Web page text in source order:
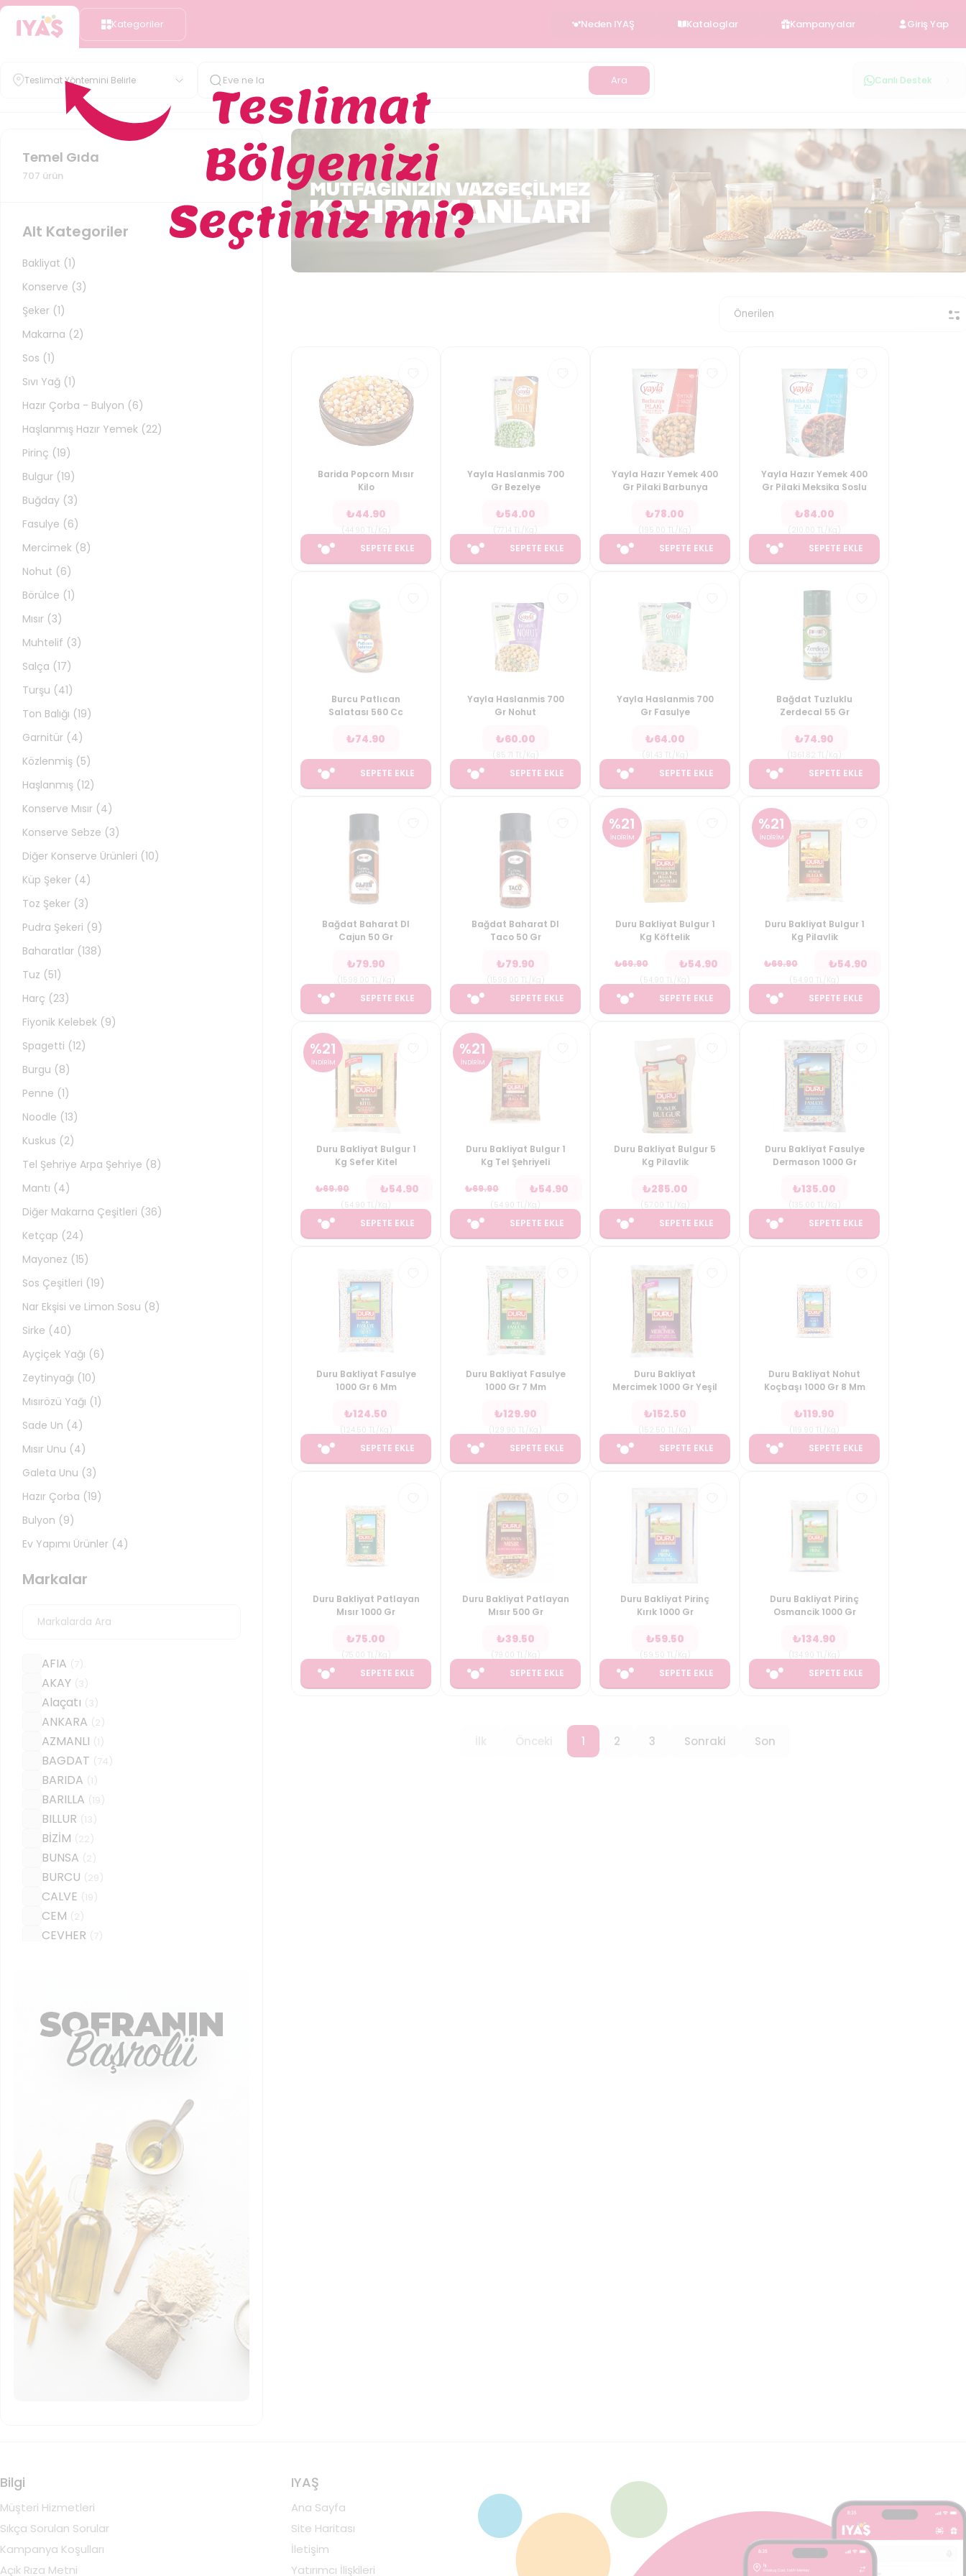
Kategoriler Neden IYAŞ Kataloglar Kampanyalar Giriş Yap
Teslimat Yöntemini Belirle Ara Canlı Destek
Temel Gıda
707 ürün
Alt Kategoriler
Bakliyat (1)
Konserve (3)
Şeker (1)
Makarna (2)
Sos (1)
Sıvı Yağ (1)
Hazır Çorba - Bulyon (6)
Haşlanmış Hazır Yemek (22)
Pirinç (19)
Bulgur (19)
Buğday (3)
Fasulye (6)
Mercimek (8)
Nohut (6)
Börülce (1)
Mısır (3)
Muhtelif (3)
Salça (17)
Turşu (41)
Ton Balığı (19)
Garnitür (4)
Közlenmiş (5)
Haşlanmış (12)
Konserve Mısır (4)
Konserve Sebze (3)
Diğer Konserve Ürünleri (10)
Küp Şeker (4)
Toz Şeker (3)
Pudra Şekeri (9)
Baharatlar (138)
Tuz (51)
Harç (23)
Fiyonik Kelebek (9)
Spagetti (12)
Burgu (8)
Penne (1)
Noodle (13)
Kuskus (2)
Tel Şehriye Arpa Şehriye (8)
Mantı (4)
Diğer Makarna Çeşitleri (36)
Ketçap (24)
Mayonez (15)
Sos Çeşitleri (19)
Nar Ekşisi ve Limon Sosu (8)
Sirke (40)
Ayçiçek Yağı (6)
Zeytinyağı (10)
Mısırözü Yağı (1)
Sade Un (4)
Mısır Unu (4)
Galeta Unu (3)
Hazır Çorba (19)
Bulyon (9)
Ev Yapımı Ürünler (4)
Markalar
AFIA (7)
AKAY ( 3 )
Alaçatı ( 3 )
ANKARA (2 )
AZMANLI (1 )
BAGDAT (74 )
BARIDA (1 )
BARILLA (19 )
BILLUR (13 )
BİZİM (22 )
BUNSA (2 )
BURCU (29 )
CALVE (19 )
CEM (2 )
CEVHER (7)
DROETKER (2)
DURU (53)
EFSINA (15)
ERBAA
GEDIK )
HAS
HASATA (5 )
HATAY (2)
HEDIYE
HEINZ
HIMALIFA 1
INDO (10)
IREM
KUHNE
Lenda
MANAV (1)
Barida Popcorn Mısır
Kilo
₺44.90
SEPETE EKLE
Yayla Haslanmis 700
Gr Bezelye
₺54.00
SEPETE EKLE
Yayla Hazır Yemek 400
Gr Pilaki Barbunya
₺78.00
SEPETE EKLE
Yayla Hazır Yemek 400
Gr Pilaki Meksika Soslu
₺84.00
SEPETE EKLE
Burcu Patlıcan
Salatası 560 Cc
₺74.90
SEPETE EKLE
Yayla Haslanmis 700
Gr Nohut
₺60.00
SEPETE EKLE
Yayla Haslanmis 700
Gr Fasulye
₺64.00
SEPETE EKLE
Bağdat Tuzluklu
Zerdecal 55 Gr
₺74.90
SEPETE EKLE
Bağdat Baharat Dl
Cajun 50 Gr
₺79.90
SEPETE EKLE
Bağdat Baharat Dl
Taco 50 Gr
₺79.90
SEPETE EKLE
%21
İNDİRİM
Duru Bakliyat Bulgur 1
Kg Köftelik
₺69.90 ₺54.90
SEPETE EKLE
%21
İNDİRİM
Duru Bakliyat Bulgur 1
Kg Pilavlik
₺69.90 ₺54.90
SEPETE EKLE
%21
İNDİRİM
Duru Bakliyat Bulgur 1
Kg Sefer Kitel
₺69.90 ₺54.90
SEPETE EKLE
%21
İNDİRİM
Duru Bakliyat Bulgur 1
Kg Tel Şehriyeli
₺69.90 ₺54.90
SEPETE EKLE
Duru Bakliyat Bulgur 5
Kg Pilavlik
₺285.00
SEPETE EKLE
Duru Bakliyat Fasulye
Dermason 1000 Gr
₺135.00
SEPETE EKLE
Duru Bakliyat Fasulye
1000 Gr 6 Mm
₺124.50
SEPETE EKLE
Duru Bakliyat Fasulye
1000 Gr 7 Mm
₺129.90
SEPETE EKLE
Duru Bakliyat
Mercimek 1000 Gr Yeşil
₺152.50
SEPETE EKLE
Duru Bakliyat Nohut
Koçbaşı 1000 Gr 8 Mm
₺119.90
SEPETE EKLE
Duru Bakliyat Patlayan
Mısır 1000 Gr
₺75.00
SEPETE EKLE
Duru Bakliyat Patlayan
Mısır 500 Gr
₺39.50
SEPETE EKLE
Duru Bakliyat Pirinç
Kırık 1000 Gr
₺59.50
SEPETE EKLE
Duru Bakliyat Pirinç
Osmancik 1000 Gr
₺134.90
SEPETE EKLE
1 2 3 Sonraki Son
Bilgi
Müşteri Hizmetleri
Sıkça Sorulan Sorular
Kampanya Koşulları
Açık Rıza Metni
IYAŞ
Ana Sayfa
Site Haritası
İletişim
Yatırımcı İlişkileri